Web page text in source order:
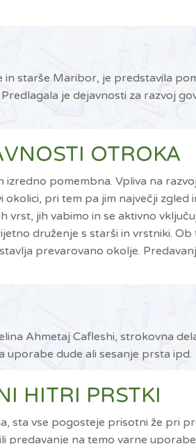
starše Maribor, je predstavila
je dejavnosti za razvoj
OTROKA
pomembna. Vpliva na
pri tem pa jim največji zgled
jih vabimo in se aktivno
druženje s starši in vrstniki. Ob
prevarovano okolje.
Ahmetaj Cafleshi, strokovna
uporabe dude ali sesanje prsta ipd.
HITRI PRSTKI
sta vse pogosteje prisotni že pri
predavanje na temo varne uporabe